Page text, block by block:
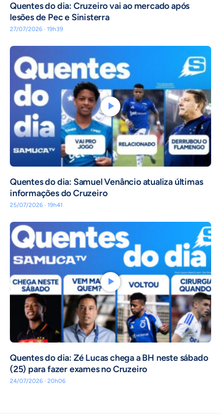
Quentes do dia: Cruzeiro vai ao mercado após
lesões de Pec e Sinisterra
27/07/2026 · 19h39
Quentes do dia: Samuel Venâncio atualiza últimas
informações do Cruzeiro
25/07/2026 · 19h41
Quentes do dia: Zé Lucas chega a BH neste sábado
(25) para fazer exames no Cruzeiro
24/07/2026 · 20h06